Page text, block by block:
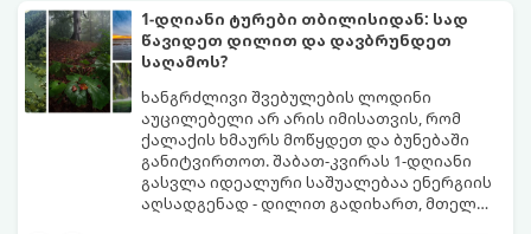
მშობლებსაც მოუტანოს ნამდვილი
განტვირთვა.
1-დღიანი ტურები თბილისიდან: სად
წავიდეთ დილით და დავბრუნდეთ
საღამოს?
ხანგრძლივი შვებულების ლოდინი
აუცილებელი არ არის იმისათვის, რომ
ქალაქის ხმაურს მოწყდეთ და ბუნებაში
განიტვირთოთ. შაბათ-კვირას 1-დღიანი
გასვლა იდეალური საშუალებაა ენერგიის
აღსადგენად - დილით გადიხართ, მთელ